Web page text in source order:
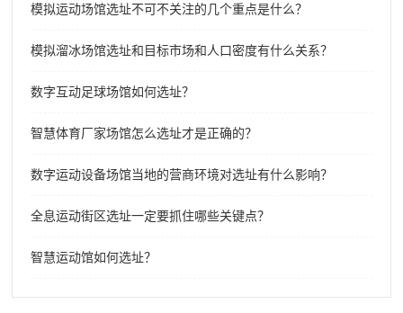
模拟运动场馆选址不可不关注的几个重点是什么？
模拟溜冰场馆选址和目标市场和人口密度有什么关系？
数字互动足球场馆如何选址？
智慧体育厂家场馆怎么选址才是正确的？
数字运动设备场馆当地的营商环境对选址有什么影响？
全息运动街区选址一定要抓住哪些关键点？
智慧运动馆如何选址？